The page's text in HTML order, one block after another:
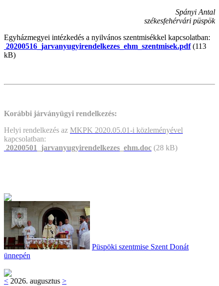
Spányi Antal
székesfehérvári püspök
Egyházmegyei intézkedés a nyilvános szentmisékkel kapcsolatban:
20200516_jarvanyugyirendelkezes_ehm_szentmisek.pdf(113
kB)
Korábbi járványügyi rendelkezés:
Helyi rendelkezés az MKPK 2020.05.01-i közleményével
kapcsolatban:
20200501_jarvanyugyirendelkezes_ehm.doc (28 kB)
Püspöki szentmise Szent Donát
ünnepén
< 2026. augusztus >